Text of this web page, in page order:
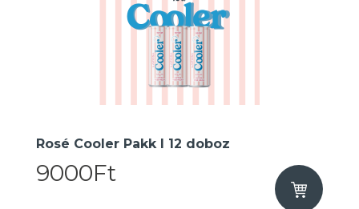
Rosé Cooler Pakk I 12 doboz
9000Ft